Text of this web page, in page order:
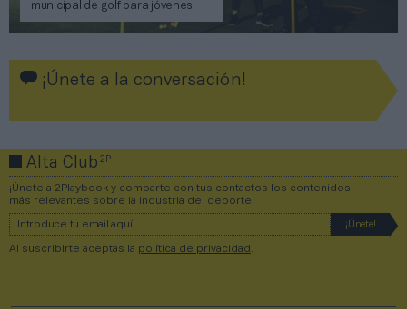
municipal de golf para jóvenes
¡Únete a la conversación!
Alta Club2P
¡Únete a 2Playbook y comparte con tus contactos los contenidos
más relevantes sobre la industria del deporte!
Al suscribirte aceptas la política de privacidad